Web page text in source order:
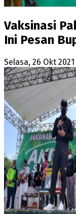
Vaksinasi
Ini Pesan
Selasa, 26 Okt 2021